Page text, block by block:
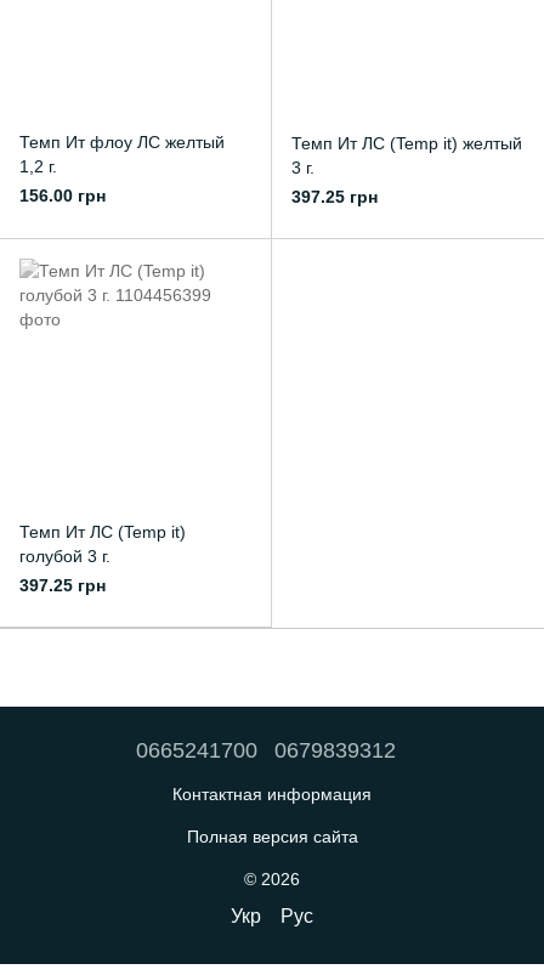
Темп Ит флоу ЛС желтый
1,2 г.
156.00 грн
Темп Ит ЛС (Temp it) желтый
3 г.
397.25 грн
Темп Ит ЛС (Temp it)
голубой 3 г.
397.25 грн
0665241700 0679839312
Контактная информация
Полная версия сайта
© 2026
Укр Рус